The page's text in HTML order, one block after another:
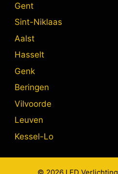
Gent
Sint-Niklaas
Aalst
Hasselt
Genk
Beringen
Vilvoorde
Leuven
Kessel-Lo